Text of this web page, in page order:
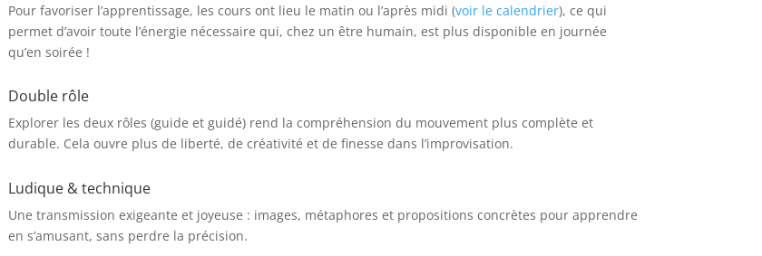
Pour favoriser l’apprentissage, les cours ont lieu le matin ou l’après midi (voir le calendrier), ce qui
permet d’avoir toute l’énergie nécessaire qui, chez un être humain, est plus disponible en journée
qu’en soirée !
Double rôle
Explorer les deux rôles (guide et guidé) rend la compréhension du mouvement plus complète et
durable. Cela ouvre plus de liberté, de créativité et de finesse dans l’improvisation.
Ludique & technique
Une transmission exigeante et joyeuse : images, métaphores et propositions concrètes pour apprendre
en s’amusant, sans perdre la précision.